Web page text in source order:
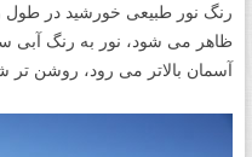
رنگ نور طبیعی خورشید در طول
ظاهر می شود، نور به رنگ آبی
آسمان بالاتر می رود، روشن تر